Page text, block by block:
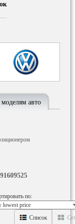
авто
по:
Список